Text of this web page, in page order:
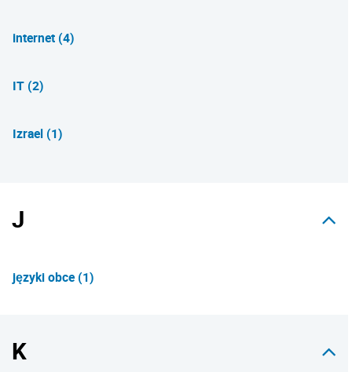
internet (4)
IT (2)
Izrael (1)
J
języki obce (1)
K